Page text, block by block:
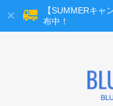
【SUMMERキャ
布中！